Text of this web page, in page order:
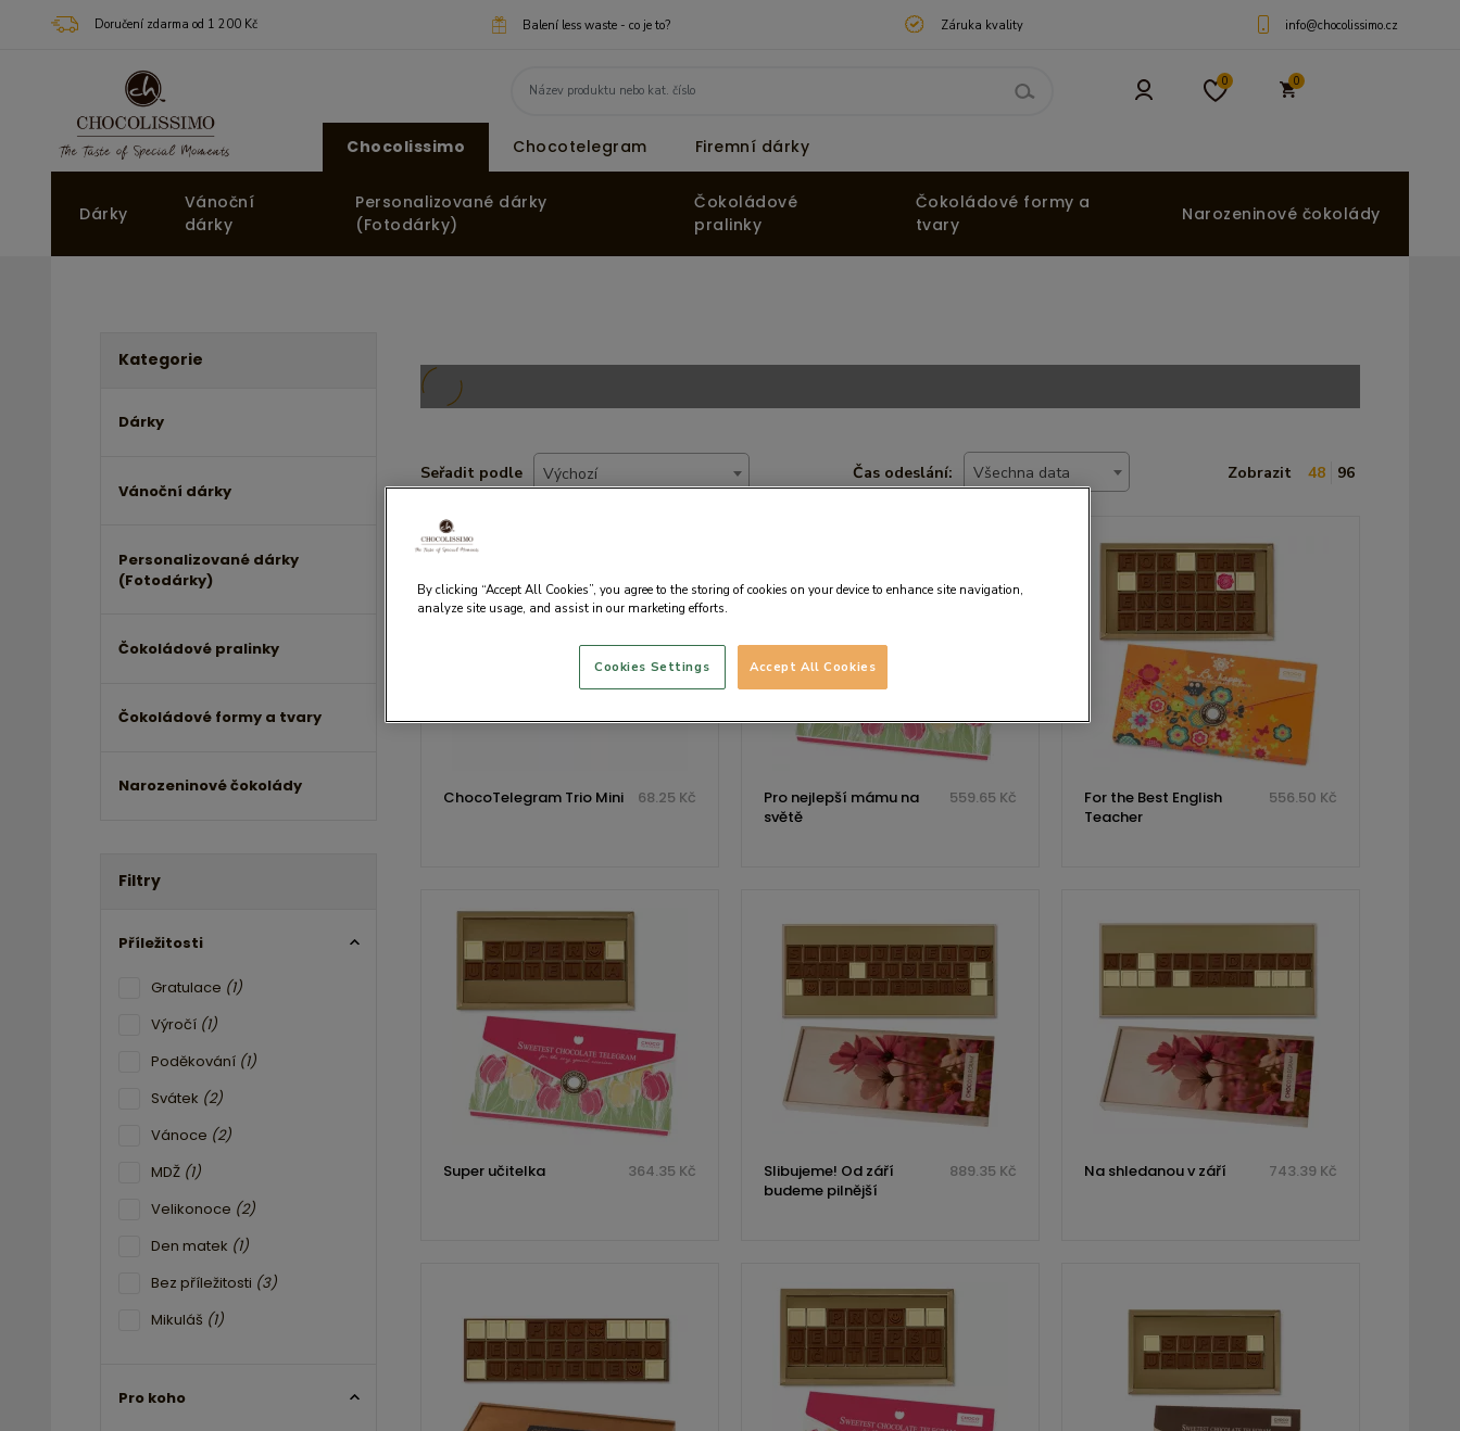
Doručení zdarma od 1 200 Kč Balení less waste - co je to? Záruka kvality info@chocolissimo.cz
0 0
Chocolissimo Chocotelegram Firemní dárky
Dárky
Vánoční
dárky
Personalizované dárky
(Fotodárky)
Čokoládové
pralinky
Čokoládové formy a
tvary
Narozeninové čokolády
Kategorie
Dárky
Vánoční dárky
Personalizované dárky
(Fotodárky)
Čokoládové pralinky
Čokoládové formy a tvary
Narozeninové čokolády
Filtry
Příležitosti
Gratulace (1)
Výročí (1)
Poděkování (1)
Svátek (2)
Vánoce (2)
MDŽ (1)
Velikonoce (2)
Den matek (1)
Bez příležitosti (3)
Mikuláš (1)
Pro koho
Seřadit podle Výchozí Čas odeslání: Všechna data Zobrazit 48 96
ChocoTelegram Trio Mini 68.25 Kč
Pro nejlepší mámu na
světě
559.65 Kč
For the Best English
Teacher
556.50 Kč
Super učitelka 364.35 Kč
Slibujeme! Od září
budeme pilnější
889.35 Kč Na shledanou v září 743.39 Kč
By clicking “Accept All Cookies”, you agree to the storing of cookies on your device to enhance site navigation,
analyze site usage, and assist in our marketing efforts.
Accept All Cookies
Cookies Settings